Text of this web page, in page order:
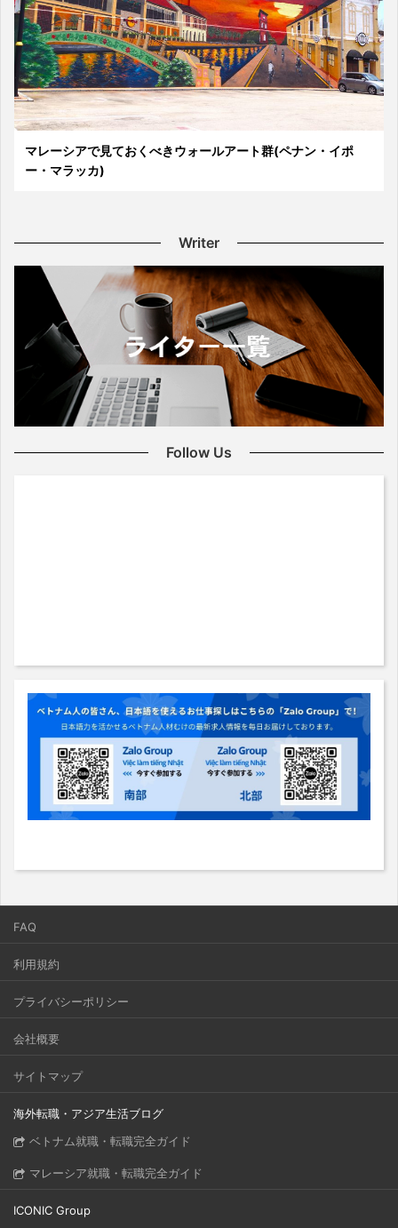
マレーシアで見ておくべきウォールアート群(ペナン・イポ
ー・マラッカ)
Writer
Follow Us
FAQ
利用規約
プライバシーポリシー
会社概要
サイトマップ
海外転職・アジア生活ブログ
ベトナム就職・転職完全ガイド
マレーシア就職・転職完全ガイド
ICONIC Group